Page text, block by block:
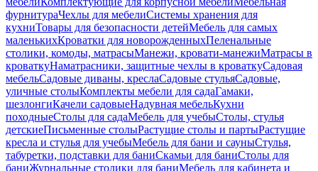
фурнитураЧехлы для мебелиСистемы хранения для
кухниТовары для безопасности детейМебель для самых
маленькихКроватки для новорожденныхПеленальные
столики, комоды, матрасыМанежи, кровати-манежиМатрасы в
кроваткуНаматрасники, защитные чехлы в кроваткуСадовая
мебельСадовые диваны, креслаСадовые стульяСадовые,
уличные столыКомплекты мебели для садаГамаки,
шезлонгиКачели садовыеНадувная мебельКухни
походныеСтолы для садаМебель для учебыСтолы, стулья
детскиеПисьменные столыРастущие столы и партыРастущие
кресла и стулья для учебыМебель для бани и сауныСтулья,
табуретки, подставки для баниСкамьи для баниСтолы для
баниЖурнальные столики для баниМебель для кабинета и